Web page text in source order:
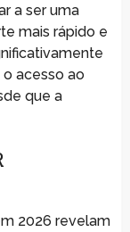
a ser uma
mais rápido e
acesso ao
que a
2026 revelam